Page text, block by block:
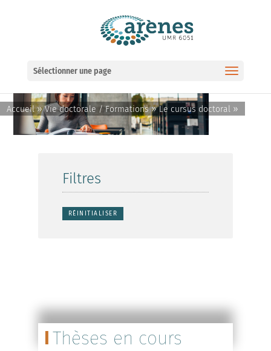
Sélectionner une page
Accueil»Vie doctorale / Formations»Le cursus doctoral »
Filtres
RÉINITIALISER
Thèses en cours